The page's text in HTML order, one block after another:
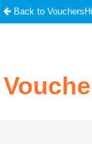
Back to